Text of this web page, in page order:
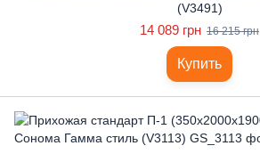
(V3491)
14 089 грн 16 215 грн
Купить